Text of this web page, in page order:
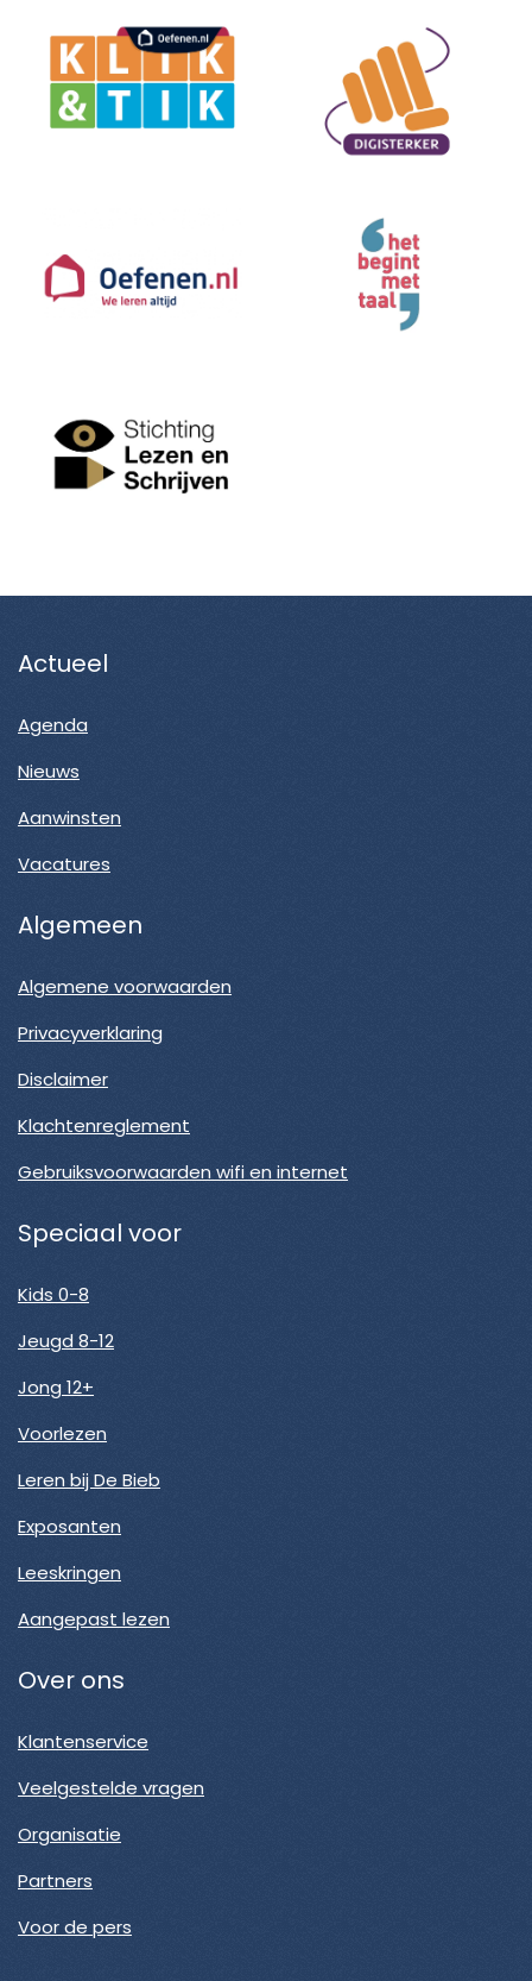
Actueel
Agenda
Nieuws
Aanwinsten
Vacatures
Algemeen
Algemene voorwaarden
Privacyverklaring
Disclaimer
Klachtenreglement
Gebruiksvoorwaarden wifi en internet
Speciaal voor
Kids 0-8
Jeugd 8-12
Jong 12+
Voorlezen
Leren bij De Bieb
Exposanten
Leeskringen
Aangepast lezen
Over ons
Klantenservice
Veelgestelde vragen
Organisatie
Partners
Voor de pers